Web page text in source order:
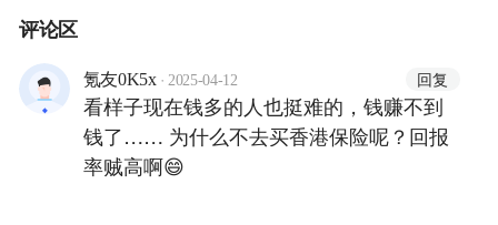
评论区
氪友0K5x · 2025-04-12 回复
看样子现在钱多的人也挺难的，钱赚不到
钱了…… 为什么不去买香港保险呢？回报
率贼高啊😄